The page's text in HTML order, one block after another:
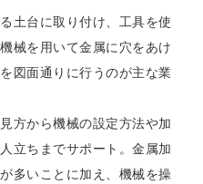
土台に取り付け、工具を使
械を用いて金属に穴をあけ
図面通りに行うのが主な業
方から機械の設定方法や加
立ちまでサポート。金属加
多いことに加え、機械を操